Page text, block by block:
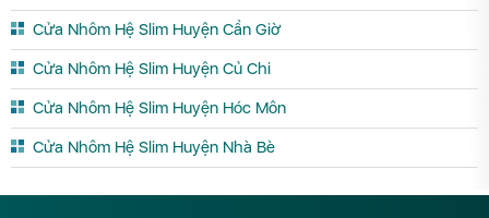
Cửa Nhôm Hệ Slim Huyện Cần Giờ
Cửa Nhôm Hệ Slim Huyện Củ Chi
Cửa Nhôm Hệ Slim Huyện Hóc Môn
Cửa Nhôm Hệ Slim Huyện Nhà Bè